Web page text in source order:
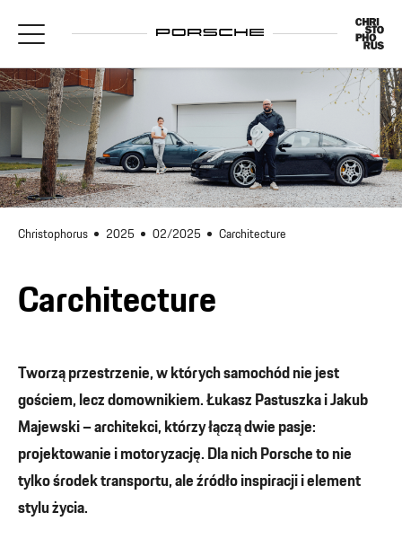
Christophorus 2025 02/2025 Carchitecture
Carchitecture
Tworzą przestrzenie, w których samochód nie jest
gościem, lecz domownikiem. Łukasz Pastuszka i Jakub
Majewski – architekci, którzy łączą dwie pasje:
projektowanie i motoryzację. Dla nich Porsche to nie
tylko środek transportu, ale źródło inspiracji i element
stylu życia.